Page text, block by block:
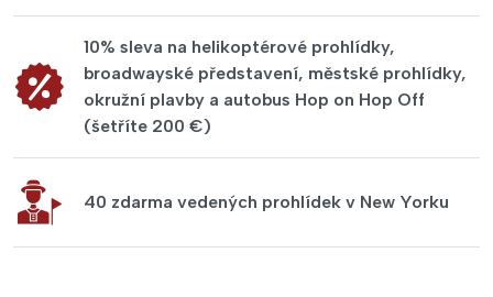
10% sleva na helikoptérové prohlídky,
broadwayské představení, městské prohlídky,
okružní plavby a autobus Hop on Hop Off
(šetříte 200 €)
40 zdarma vedených prohlídek v New Yorku